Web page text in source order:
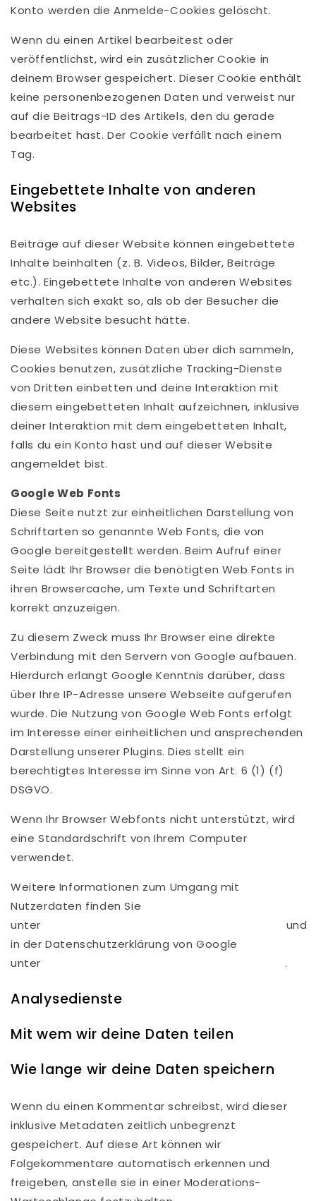
Konto werden die Anmelde-Cookies gelöscht.
Wenn du einen Artikel bearbeitest oder
veröffentlichst, wird ein zusätzlicher Cookie in
deinem Browser gespeichert. Dieser Cookie enthält
keine personenbezogenen Daten und verweist nur
auf die Beitrags-ID des Artikels, den du gerade
bearbeitet hast. Der Cookie verfällt nach einem
Tag.
Eingebettete Inhalte von anderen
Websites
Beiträge auf dieser Website können eingebettete
Inhalte beinhalten (z. B. Videos, Bilder, Beiträge
etc.). Eingebettete Inhalte von anderen Websites
verhalten sich exakt so, als ob der Besucher die
andere Website besucht hätte.
Diese Websites können Daten über dich sammeln,
Cookies benutzen, zusätzliche Tracking-Dienste
von Dritten einbetten und deine Interaktion mit
diesem eingebetteten Inhalt aufzeichnen, inklusive
deiner Interaktion mit dem eingebetteten Inhalt,
falls du ein Konto hast und auf dieser Website
angemeldet bist.
Google Web Fonts
Diese Seite nutzt zur einheitlichen Darstellung von
Schriftarten so genannte Web Fonts, die von
Google bereitgestellt werden. Beim Aufruf einer
Seite lädt Ihr Browser die benötigten Web Fonts in
ihren Browsercache, um Texte und Schriftarten
korrekt anzuzeigen.
Zu diesem Zweck muss Ihr Browser eine direkte
Verbindung mit den Servern von Google aufbauen.
Hierdurch erlangt Google Kenntnis darüber, dass
über Ihre IP-Adresse unsere Webseite aufgerufen
wurde. Die Nutzung von Google Web Fonts erfolgt
im Interesse einer einheitlichen und ansprechenden
Darstellung unserer Plugins. Dies stellt ein
berechtigtes Interesse im Sinne von Art. 6 (1) (f)
DSGVO.
Wenn Ihr Browser Webfonts nicht unterstützt, wird
eine Standardschrift von Ihrem Computer
verwendet.
Weitere Informationen zum Umgang mit
Nutzerdaten finden Sie
unter
und
in der Datenschutzerklärung von Google
unter
.
Analysedienste
Mit wem wir deine Daten teilen
Wie lange wir deine Daten speichern
Wenn du einen Kommentar schreibst, wird dieser
inklusive Metadaten zeitlich unbegrenzt
gespeichert. Auf diese Art können wir
Folgekommentare automatisch erkennen und
freigeben, anstelle sie in einer Moderations-